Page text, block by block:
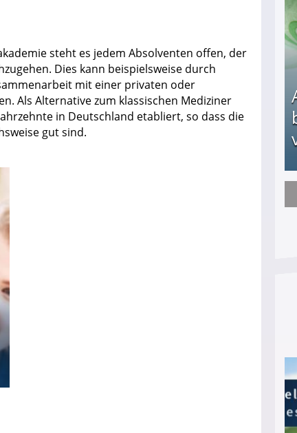
steht es jedem Absolventen offen, der
Dies kann beispielsweise durch
mit einer privaten oder
Als Alternative zum klassischen Mediziner
in Deutschland etabliert, so dass die
gut sind.
Arbeitslosengeld: Wofür bekommt man es